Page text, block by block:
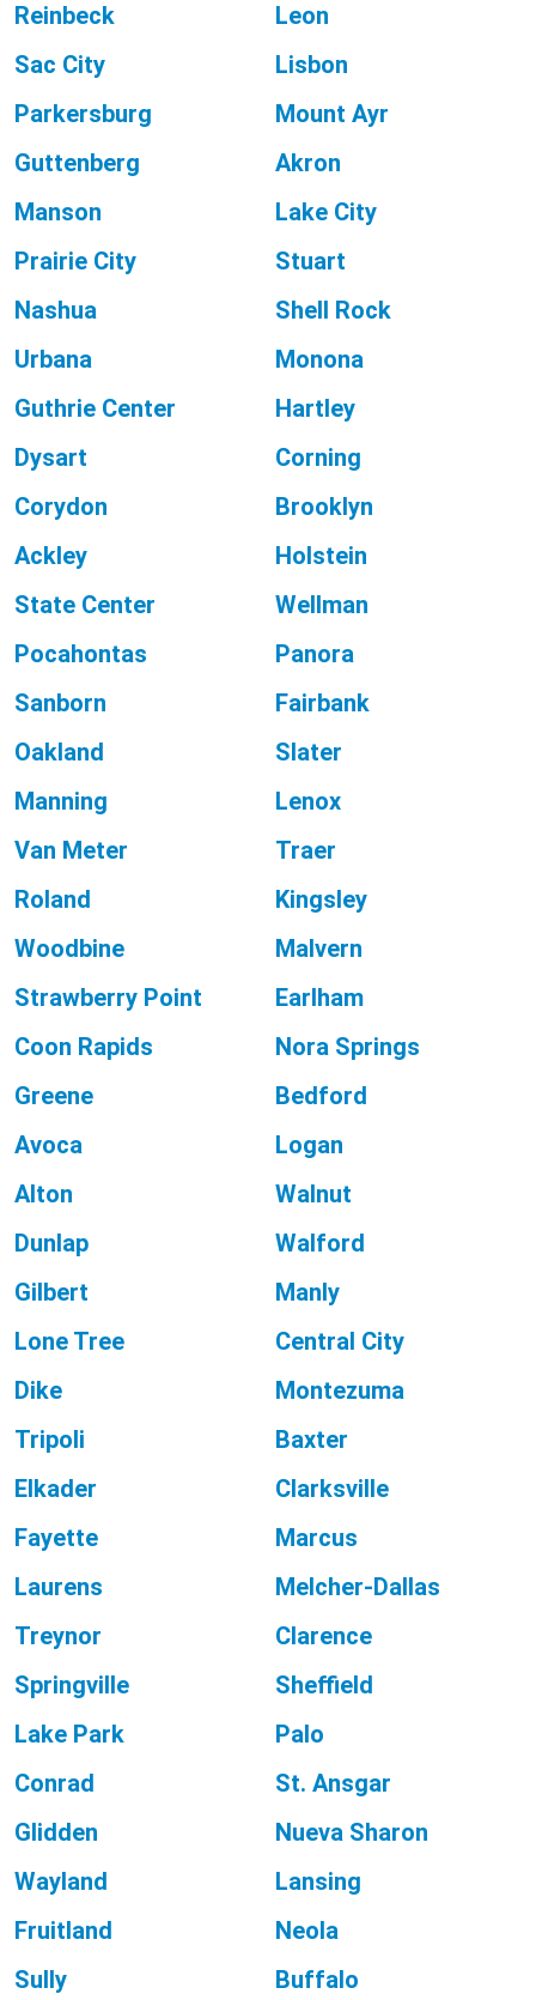
Reinbeck
Leon
Sac City
Lisbon
Parkersburg
Mount Ayr
Guttenberg
Akron
Manson
Lake City
Prairie City
Stuart
Nashua
Shell Rock
Urbana
Monona
Guthrie Center
Hartley
Dysart
Corning
Corydon
Brooklyn
Ackley
Holstein
State Center
Wellman
Pocahontas
Panora
Sanborn
Fairbank
Oakland
Slater
Manning
Lenox
Van Meter
Traer
Roland
Kingsley
Woodbine
Malvern
Strawberry Point
Earlham
Coon Rapids
Nora Springs
Greene
Bedford
Avoca
Logan
Alton
Walnut
Dunlap
Walford
Gilbert
Manly
Lone Tree
Central City
Dike
Montezuma
Tripoli
Baxter
Elkader
Clarksville
Fayette
Marcus
Laurens
Melcher-Dallas
Treynor
Clarence
Springville
Sheffield
Lake Park
Palo
Conrad
St. Ansgar
Glidden
Nueva Sharon
Wayland
Lansing
Fruitland
Neola
Sully
Buffalo